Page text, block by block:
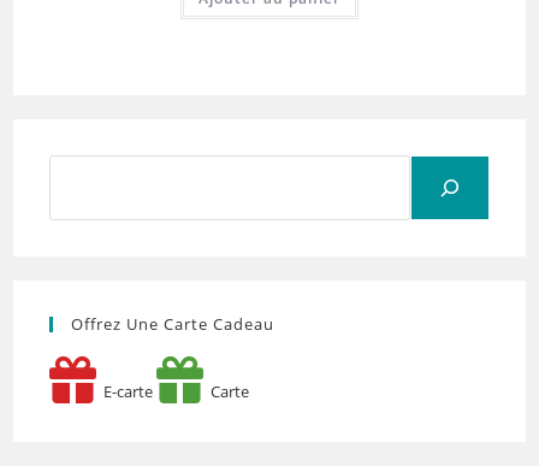
Offrez Une Carte Cadeau
E-carte Carte